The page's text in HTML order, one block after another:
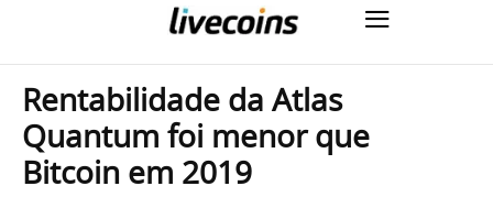
Rentabilidade da Atlas
Quantum foi menor que
Bitcoin em 2019